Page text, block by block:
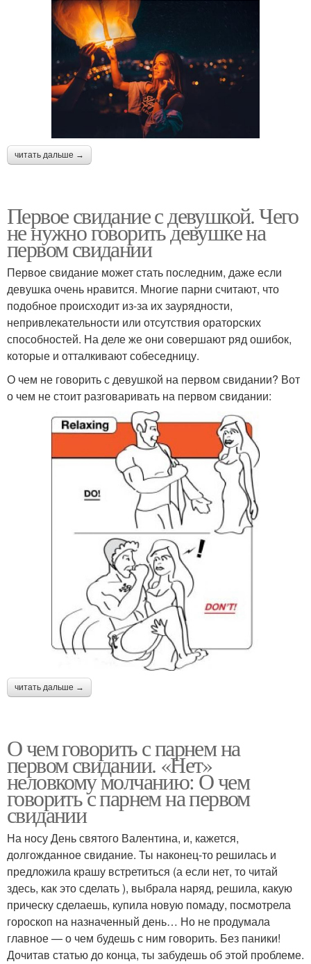
читать дальше →
Первое свидание с девушкой. Чего
не нужно говорить девушке на
первом свидании
Первое свидание может стать последним, даже если
девушка очень нравится. Многие парни считают, что
подобное происходит из-за их заурядности,
непривлекательности или отсутствия ораторских
способностей. На деле же они совершают ряд ошибок,
которые и отталкивают собеседницу.
О чем не говорить с девушкой на первом свидании? Вот
о чем не стоит разговаривать на первом свидании:
читать дальше →
О чем говорить с парнем на
первом свидании. «Нет»
неловкому молчанию: О чем
говорить с парнем на первом
свидании
На носу День святого Валентина, и, кажется,
долгожданное свидание. Ты наконец-то решилась и
предложила крашу встретиться (а если нет, то читай
здесь, как это сделать ), выбрала наряд, решила, какую
прическу сделаешь, купила новую помаду, посмотрела
гороскоп на назначенный день… Но не продумала
главное — о чем будешь с ним говорить. Без паники!
Дочитав статью до конца, ты забудешь об этой проблеме.